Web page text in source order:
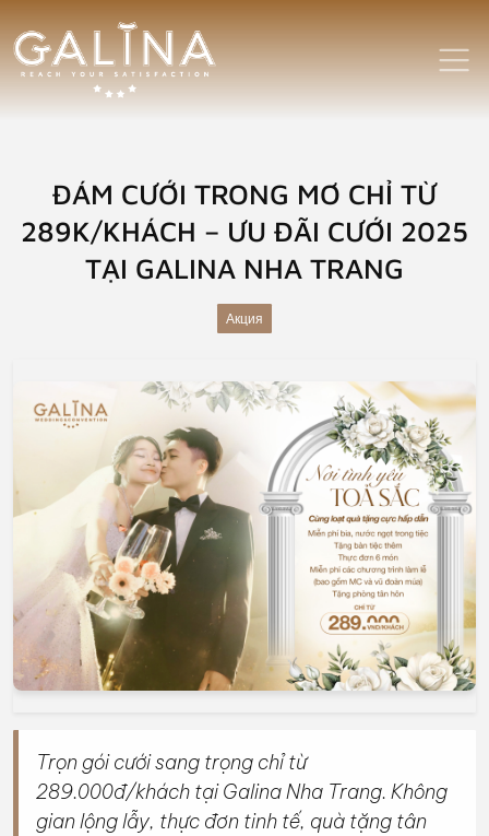
ĐÁM CƯỚI TRONG MƠ CHỈ TỪ
289K/KHÁCH – ƯU ĐÃI CƯỚI 2025
TẠI GALINA NHA TRANG
Акция
Trọn gói cưới sang trọng chỉ từ
289.000đ/khách tại Galina Nha Trang. Không
gian lộng lẫy, thực đơn tinh tế, quà tặng tân